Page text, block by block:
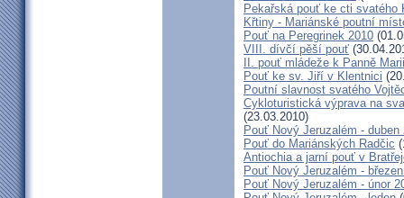
Pekařská pouť ke cti svatého
Křtiny - Mariánské poutní
Pouť na Peregrinek 2010
VIII. dívčí pěší pouť
II. pouť mládeže k Panně
Pouť ke sv. Jiří v Klentnici
Poutní slavnost svatého
Cykloturistická výprava na
(23.03.2010)
Pouť Nový Jeruzalém - duben
Pouť do Mariánských Radčic
Antiochia a jarní pouť v
Pouť Nový Jeruzalém -
Pouť Nový Jeruzalém - únor